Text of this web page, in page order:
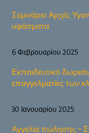
Σεμινάριο Αρχές
υφάσματα
Εκπαιδευτικό
επαγγελματίες των
6 Φεβρουαρίου 2025
Αγγελία πώλησης –
30 Ιανουαρίου 2025